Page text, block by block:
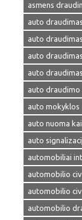
asmens
auto draudimas
auto
auto
auto
auto draudimo
auto mokyklos
auto nuoma
auto
automobiliai
automobilio
automobilio
automobilio